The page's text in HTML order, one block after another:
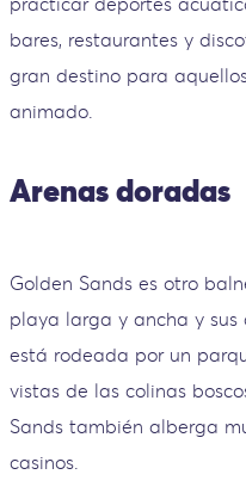
bares, restaurantes y
gran destino para
animado.
Arenas doradas
Golden Sands es otro
playa larga y ancha y
está rodeada por un
vistas de las colinas
Sands también alberga
casinos.